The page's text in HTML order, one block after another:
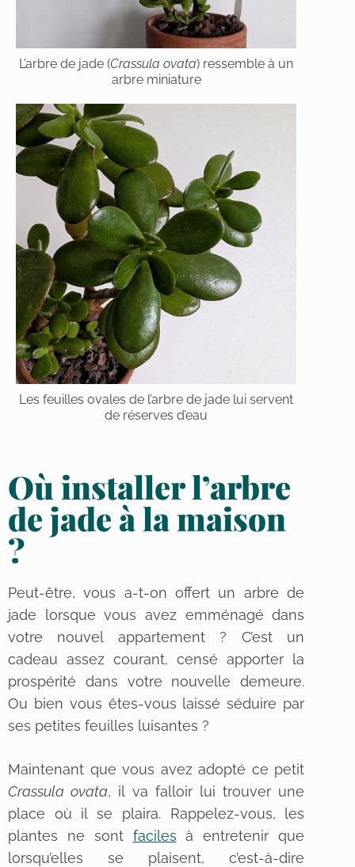
L’arbre de jade (Crassula ovata) ressemble à un
arbre miniature
Les feuilles ovales de l’arbre de jade lui servent
de réserves d’eau
Où installer l’arbre
de jade à la maison
?
Peut-être, vous a-t-on offert un arbre de
jade lorsque vous avez emménagé dans
votre nouvel appartement ? C’est un
cadeau assez courant, censé apporter la
prospérité dans votre nouvelle demeure.
Ou bien vous êtes-vous laissé séduire par
ses petites feuilles luisantes ?
Maintenant que vous avez adopté ce petit
Crassula ovata, il va falloir lui trouver une
place où il se plaira. Rappelez-vous, les
plantes ne sont faciles à entretenir que
lorsqu’elles se plaisent, c’est-à-dire